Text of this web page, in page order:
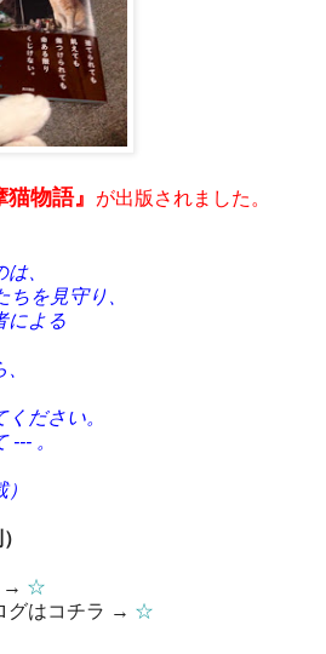
猫物語』 が出版されました。
、
を見守り、
による
ださい。
。
→ ☆
グはコチラ → ☆